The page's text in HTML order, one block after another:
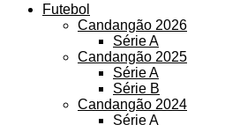
Futebol
Candangão 2026
Série A
Candangão 2025
Série A
Série B
Candangão 2024
Série A